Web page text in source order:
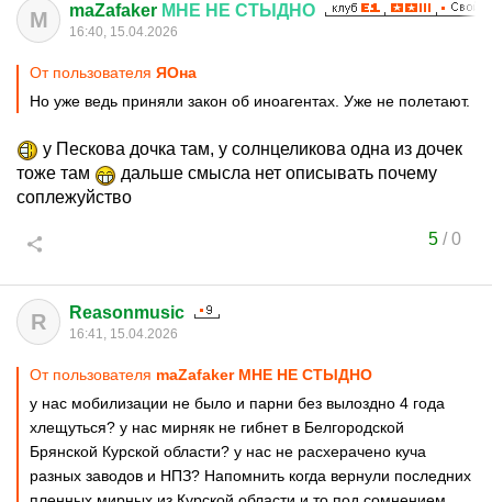
M maZafaker МНЕ НЕ СТЫДНО
16:40, 15.04.2026
От пользователя ЯОна
Но уже ведь приняли закон об иноагентах. Уже не полетают.
у Пескова дочка там, у солнцеликова одна из дочек
тоже там
дальше смысла нет описывать почему
соплежуйство
5/0
R Reasonmusic
16:41, 15.04.2026
От пользователя maZafaker МНЕ НЕ СТЫДНО
у нас мобилизации не было и парни без вылоздно 4 года
хлещуться? у нас мирняк не гибнет в Белгородской
Брянской Курской области? у нас не расхерачено куча
разных заводов и НПЗ? Напомнить когда вернули последних